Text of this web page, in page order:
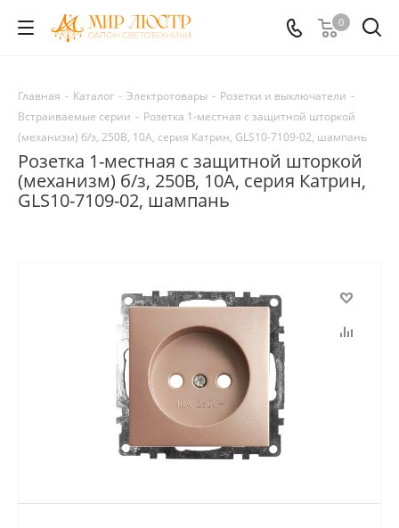
0
Главная - Каталог - Электротовары - Розетки и выключатели -
Встраиваемые серии - Розетка 1-местная с защитной шторкой
(механизм) б/з, 250В, 10А, серия Катрин, GLS10-7109-02, шампань
Розетка 1-местная с защитной шторкой
(механизм) б/з, 250В, 10А, серия Катрин,
GLS10-7109-02, шампань